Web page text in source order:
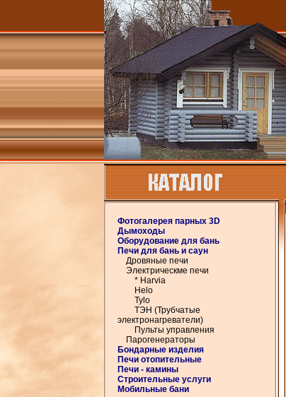
Фотогалерея парных 3D
Дымоходы
Оборудование для бань
Печи для бань и саун
Дровяные печи
Электрическме печи
* Harvia
Helo
Tylo
ТЭН (Трубчатые
электронагреватели)
Пульты управления
Парогенераторы
Бондарные изделия
Печи отопительные
Печи - камины
Строительные услуги
Мобильные бани